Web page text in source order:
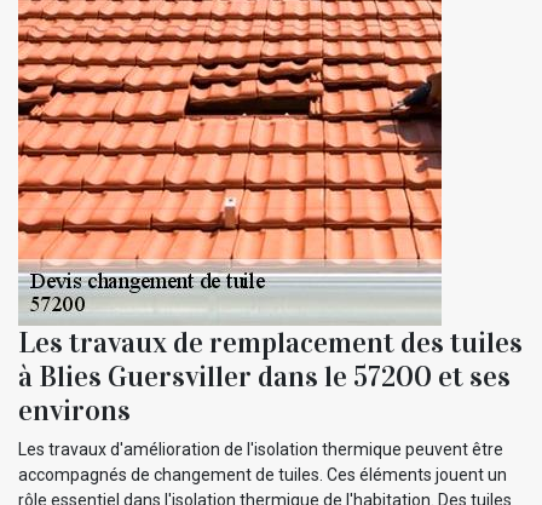
Les travaux de remplacement des tuiles
à Blies Guersviller dans le 57200 et ses
environs
Les travaux d'amélioration de l'isolation thermique peuvent être
accompagnés de changement de tuiles. Ces éléments jouent un
rôle essentiel dans l'isolation thermique de l'habitation. Des tuiles